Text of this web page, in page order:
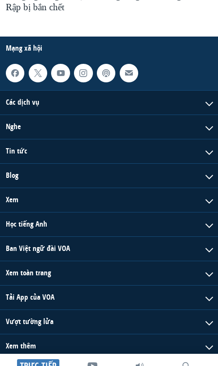
Rập bị bắn chết
Mạng xã hội
Các dịch vụ
Nghe
Tin tức
Blog
Xem
Học tiếng Anh
Ban Việt ngữ đài VOA
Xem toàn trang
Tải App của VOA
Vượt tường lửa
Xem thêm